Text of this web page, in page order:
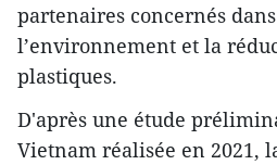
partenaires concernés
l’environnement et la
plastiques.
​D'après une étude
Vietnam réalisée en 2021,